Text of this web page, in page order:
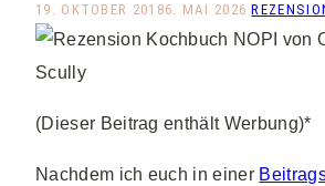
19. OKTOBER 20186. MAI 2026
(Dieser Beitrag enthält Werbung)*
Nachdem ich euch in einer